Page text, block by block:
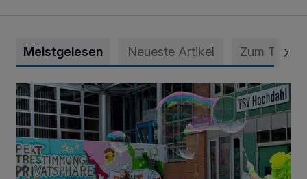
Meistgelesen Neueste Artikel Zum Thema
Riesenseifenblasen, Kunst, Olympia und ein toller Ausflug